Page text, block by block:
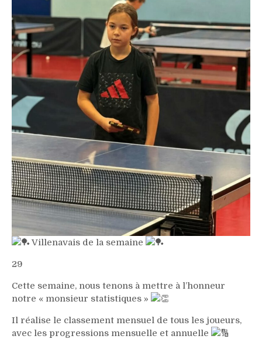
Villenavais de la semaine
29
Cette semaine, nous tenons à mettre à l’honneur
notre « monsieur statistiques »
Il réalise le classement mensuel de tous les joueurs,
avec les progressions mensuelle et annuelle